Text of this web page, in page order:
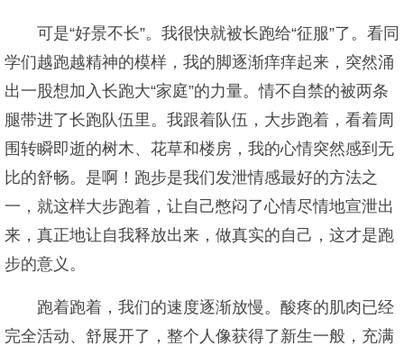
可是“好景不长”。我很快就被长跑给“征服”了。看同
学们越跑越精神的模样，我的脚逐渐痒痒起来，突然涌
出一股想加入长跑大“家庭”的力量。情不自禁的被两条
腿带进了长跑队伍里。我跟着队伍，大步跑着，看着周
围转瞬即逝的树木、花草和楼房，我的心情突然感到无
比的舒畅。是啊！跑步是我们发泄情感最好的方法之
一，就这样大步跑着，让自己憋闷了心情尽情地宣泄出
来，真正地让自我释放出来，做真实的自己，这才是跑
步的意义。
跑着跑着，我们的速度逐渐放慢。酸疼的肌肉已经
完全活动、舒展开了，整个人像获得了新生一般，充满